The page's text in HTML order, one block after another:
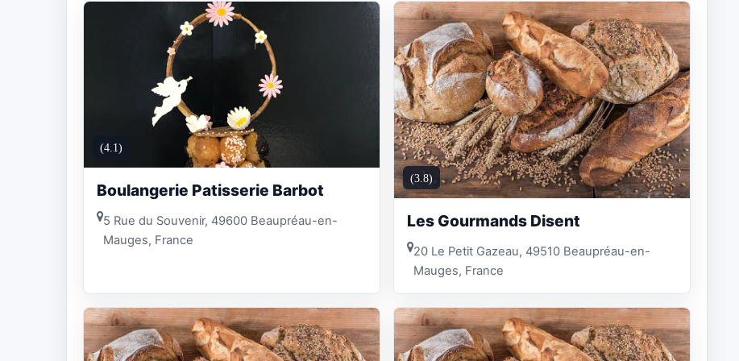
(4.1)
Boulangerie Patisserie Barbot
5 Rue du Souvenir, 49600 Beaupréau-en-
Mauges, France
(3.8)
Les Gourmands Disent
20 Le Petit Gazeau, 49510 Beaupréau-en-
Mauges, France